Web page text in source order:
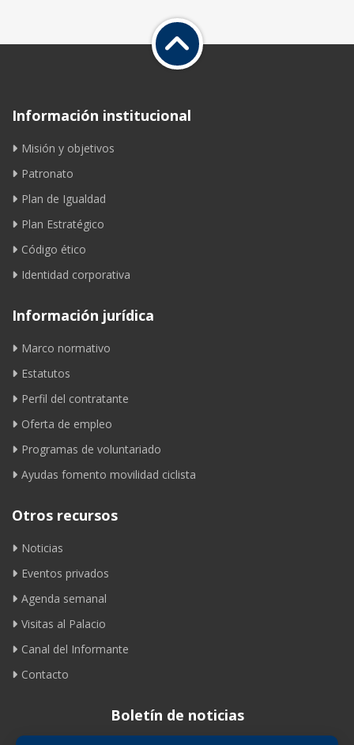
Información institucional
Misión y objetivos
Patronato
Plan de Igualdad
Plan Estratégico
Código ético
Identidad corporativa
Información jurídica
Marco normativo
Estatutos
Perfil del contratante
Oferta de empleo
Programas de voluntariado
Ayudas fomento movilidad ciclista
Otros recursos
Noticias
Eventos privados
Agenda semanal
Visitas al Palacio
Canal del Informante
Contacto
Boletín de noticias